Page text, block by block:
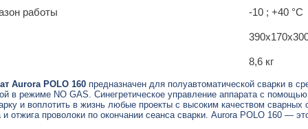
работы -10 ; +40 °C
8,6 кг
Aurora POLO 160 предназначен для полуавтоматической сварки в
в режиме NO GAS. Cинегретическое управление аппарата с
и воплотить в жизнь любые проекты с высоким качеством
и отжига проволоки по окончании сеанса сварки. Aurora POLO 160 —